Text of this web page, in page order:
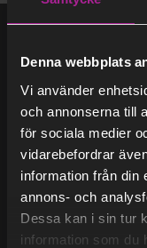
Denna webbplats
Vi använder
och annonserna till
för sociala medier
vidarebefordrar
information från din
annons- och
Dessa kan i sin tur
information som du
Vi som
Få det
Så funkar
Så funkar
För dig som